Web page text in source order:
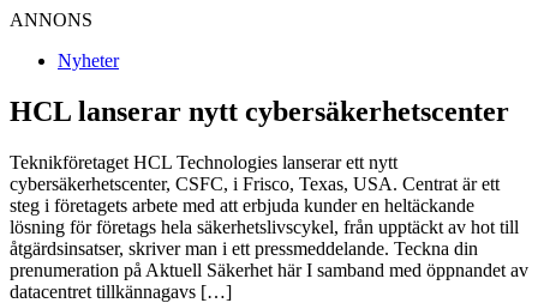
ANNONS
Nyheter
HCL lanserar nytt cybersäkerhetscenter
Teknikföretaget HCL Technologies lanserar ett nytt
cybersäkerhetscenter, CSFC, i Frisco, Texas, USA. Centrat är ett
steg i företagets arbete med att erbjuda kunder en heltäckande
lösning för företags hela säkerhetslivscykel, från upptäckt av hot till
åtgärdsinsatser, skriver man i ett pressmeddelande. Teckna din
prenumeration på Aktuell Säkerhet här I samband med öppnandet av
datacentret tillkännagavs […]